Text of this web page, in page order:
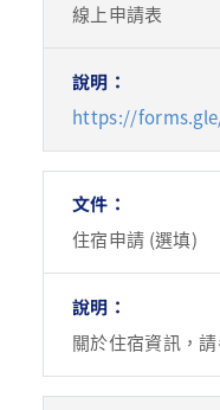
線上申請表
https://
住宿申請 (選填)
關於住宿資訊，